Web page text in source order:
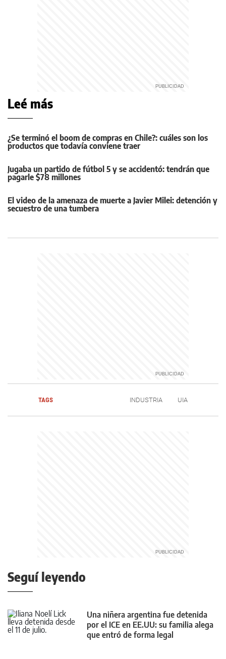
Leé más
¿Se terminó el boom de compras en Chile?: cuáles son los
productos que todavía conviene traer
Jugaba un partido de fútbol 5 y se accidentó: tendrán que
pagarle $78 millones
El video de la amenaza de muerte a Javier Milei: detención y
secuestro de una tumbera
TAGS INDUSTRIA UIA
Seguí leyendo
Una niñera argentina fue detenida
por el ICE en EE.UU: su familia alega
que entró de forma legal